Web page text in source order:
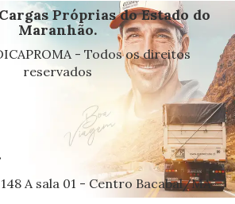
Próprias do Estado do
Maranhão.
- Todos os direitos
reservados
148 A sala 01 - Centro Bacabal/MA